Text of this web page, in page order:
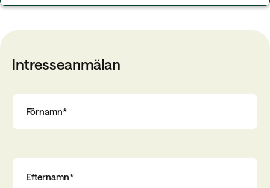
Intresseanmälan